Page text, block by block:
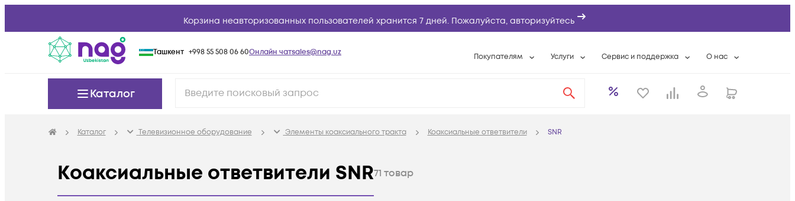
Корзина неавторизованных пользователей хранится 7 дней. Пожалуйста, авторизуйтесь
Ташкент +998 55 508 06 60Онлайн чатsales@nag.uz Покупателям
Вопросы и ответы
Услуги
Расширенная гарантия
Сервис и поддержка
Разовые выездные работы
О нас
Контактная
Каталог
Каталог Телевизионное оборудование Элементы коаксиального тракта Коаксиальные ответвители SNR
Коаксиальные ответвители SNR71 товар